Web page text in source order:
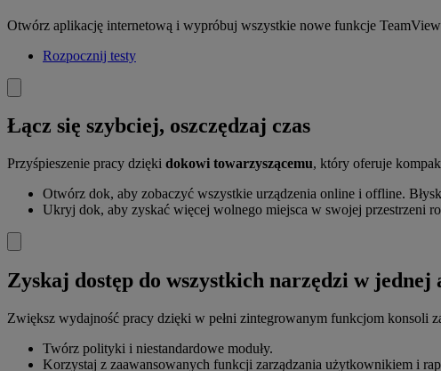
Otwórz aplikację internetową i wypróbuj wszystkie nowe funkcje
Rozpocznij testy
Łącz się szybciej, oszczędzaj czas
Przyśpieszenie pracy dzięki dokowi towarzyszącemu, który oferuje
Otwórz dok, aby zobaczyć wszystkie urządzenia online i offline.
Ukryj dok, aby zyskać więcej wolnego miejsca w swojej przestrzeni
Zyskaj dostęp do wszystkich narzędzi w
Zwiększ wydajność pracy dzięki w pełni zintegrowanym funkcjom konsoli
Twórz polityki i niestandardowe moduły.
Korzystaj z zaawansowanych funkcji zarządzania użytkownikiem i